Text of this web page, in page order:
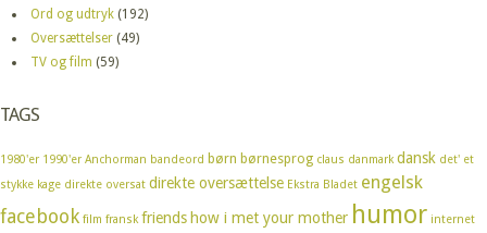
Ord og udtryk (192)
Oversættelser (49)
TV og film (59)
TAGS
1980'er 1990'er Anchorman bandeord børn børnesprog claus danmark dansk det' et
stykke kage direkte oversat direkte oversættelse Ekstra Bladet engelsk
facebook film fransk friends how i met your mother humor internet